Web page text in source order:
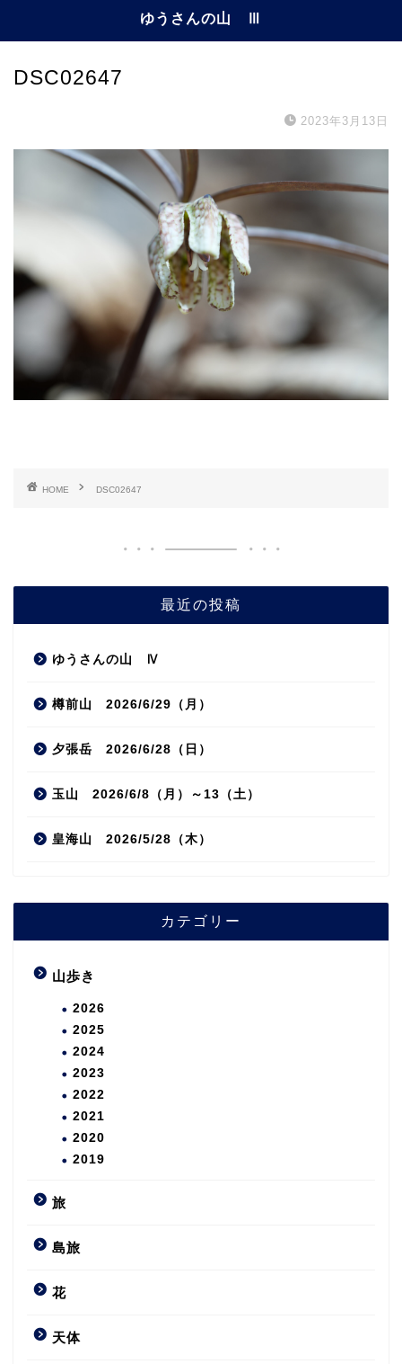
ゆうさんの山 Ⅲ
DSC02647
2023年3月13日
HOME DSC02647
最近の投稿
ゆうさんの山 Ⅳ
樽前山 2026/6/29（月）
夕張岳 2026/6/28（日）
玉山 2026/6/8（月）～13（土）
皇海山 2026/5/28（木）
カテゴリー
山歩き
2026
2025
2024
2023
2022
2021
2020
2019
旅
島旅
花
天体